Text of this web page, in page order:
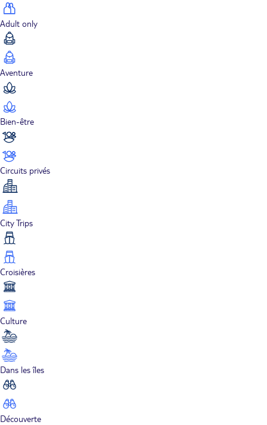
Adult only
Aventure
Bien-être
Circuits privés
City Trips
Croisières
Culture
Dans les îles
Découverte